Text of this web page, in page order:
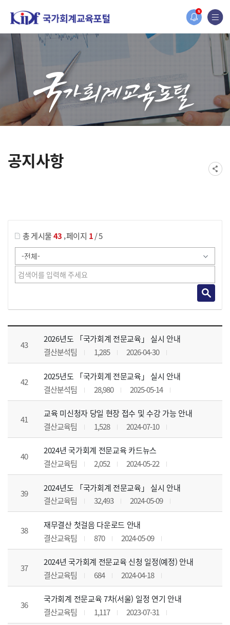
N
홈페이지가 새롭게 개편되었습니다.
한국조세재정연구원홈페이지가 새롭게 개설되었습니다.
공지사항
총 게시물43 ,페이지 1/ 5
공지사항 목록 으로 번호, 제목, 작성자, 조회수, 등록 일, 첨부파일로 나열 되고 있습니다.
43
2026년도 「국가회계 전문교육」 실시 안내
결산분석팀
1,285 2026-04-30
42
2025년도 「국가회계 전문교육」 실시 안내
결산분석팀
28,980 2025-05-14
41
교육 미신청자 당일 현장 접수 및 수강 가능 안내
결산교육팀
1,528 2024-07-10
40
2024년 국가회계 전문교육 카드뉴스
결산교육팀
2,052 2024-05-22
39
2024년도 「국가회계 전문교육」 실시 안내
결산교육팀
32,493 2024-05-09
38
재무결산 첫걸음 다운로드 안내
결산교육팀
870 2024-05-09
37
2024년 국가회계 전문교육 신청 일정(예정) 안내
결산교육팀
684 2024-04-18
36
국가회계 전문교육 7차(서울) 일정 연기 안내
결산교육팀
1,117 2023-07-31